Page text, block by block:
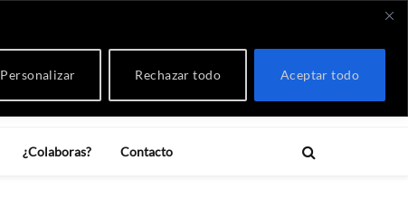
Personalizar Rechazar todo Aceptar todo
(Twitter)
¿Colaboras? Contacto